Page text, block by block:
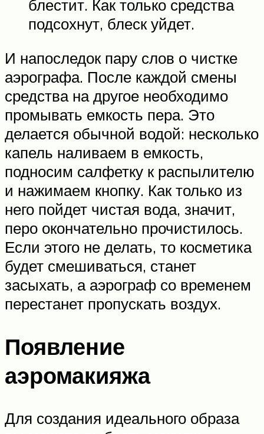
блестит. Как только средства
подсохнут, блеск уйдет.
И напоследок пару слов о чистке
аэрографа. После каждой смены
средства на другое необходимо
промывать емкость пера. Это
делается обычной водой: несколько
капель наливаем в емкость,
подносим салфетку к распылителю
и нажимаем кнопку. Как только из
него пойдет чистая вода, значит,
перо окончательно прочистилось.
Если этого не делать, то косметика
будет смешиваться, станет
засыхать, а аэрограф со временем
перестанет пропускать воздух.
Появление
аэромакияжа
Для создания идеального образа